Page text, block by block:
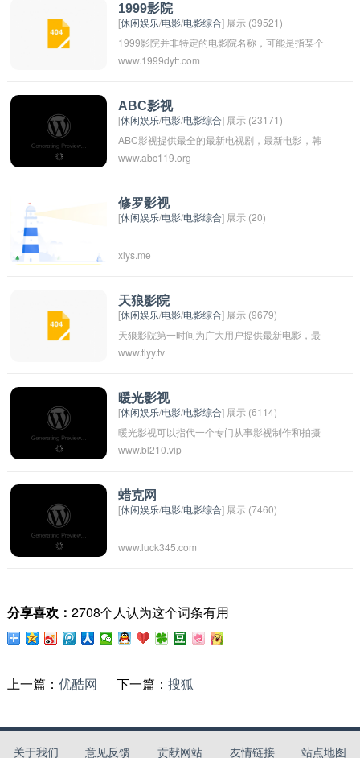
1999影院
[休闲娱乐/电影/电影综合] 展示 (39521)
1999影院并非特定的电影院名称，可能是指某个
年代的影院。1999年，当时的电影院可能还没有
式放映电影。
www.1999dytt.com
ABC影视
[休闲娱乐/电影/电影综合] 展示 (23171)
ABC影视提供最全的最新电视剧，最新电影，韩
国电视剧、香港TVB电视剧、日本动漫、日剧、
音在线观看高清电影，每天第一时间更新，放送
好看的迅雷电影下载。
www.abc119.org
修罗影视
[休闲娱乐/电影/电影综合] 展示 (20)
xlys.me
天狼影院
[休闲娱乐/电影/电影综合] 展示 (9679)
天狼影院第一时间为广大用户提供最新电影，最
新好看的电影电视剧排行榜百度影音免费在线观
www.tlyy.tv
暖光影视
[休闲娱乐/电影/电影综合] 展示 (6114)
暖光影视可以指代一个专门从事影视制作和拍摄
的公司或组织。这个名字可能代表着温暖和光明
的感受。这样的名字通常会吸引人们的关注并留
下深刻印象。
www.bl210.vip
蜡克网
[休闲娱乐/电影/电影综合] 展示 (7460)
www.luck345.com
分享喜欢： 2708个人认为这个词条有用
上一篇： 优酷网 下一篇： 搜狐
关于我们 意见反馈 贡献网站 友情链接 站点地图